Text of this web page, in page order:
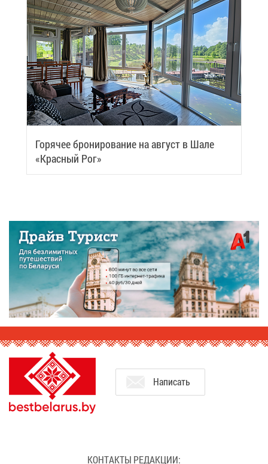
Го­ря­чее бро­ни­ро­ва­ние на ав­густ в Ша­ле
«Крас­ный Рог»
На­пи­сать
КОН­ТАК­ТЫ РЕ­ДАК­ЦИИ: